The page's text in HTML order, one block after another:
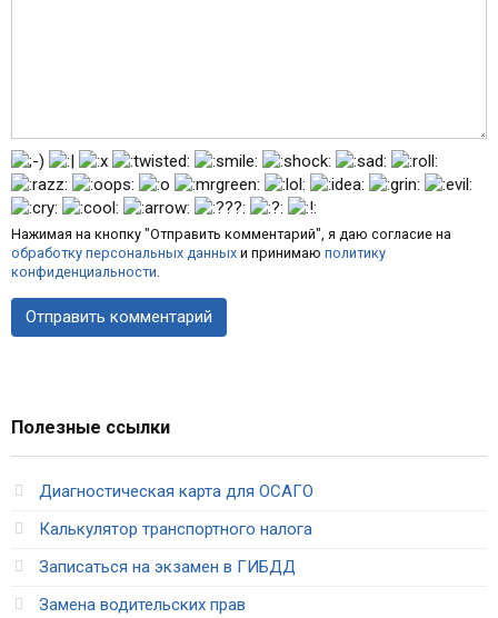
Нажимая на кнопку "Отправить комментарий", я даю согласие на
обработку персональных данных и принимаю политику
конфиденциальности.
Полезные ссылки
Диагностическая карта для ОСАГО
Калькулятор транспортного налога
Записаться на экзамен в ГИБДД
Замена водительских прав